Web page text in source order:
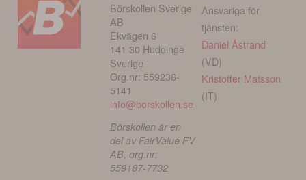
Börskollen Sverige
AB
Ekvägen 6
141 30 Huddinge
Sverige
Org.nr: 559236-
5141
info@borskollen.se
Börskollen är en
del av FairValue FV
AB, org.nr:
559187-7732
Ansvariga för
tjänsten:
Daniel Åstrand
(VD)
Kristoffer Matsson
(IT)